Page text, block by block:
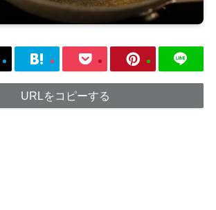
URLをコピーする